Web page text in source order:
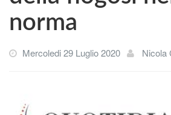
norma
Mercoledi 29 Luglio 2020 Nicola